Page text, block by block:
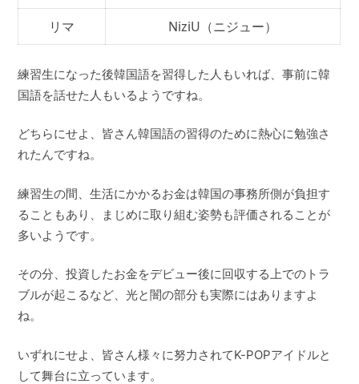
リマ NiziU（ニジュー）
練習生になった後韓国語を習得した人もいれば、事前に韓
国語を話せた人もいるようですね。
どちらにせよ、皆さん韓国語の習得のために熱心に勉強さ
れたんですね。
練習生の間、生活にかかるお金は韓国の事務所側が負担す
ることもあり、まじめに取り組む姿勢も評価されることが
多いようです。
その分、投資したお金をデビュー後に回収する上でのトラ
ブルが起こるなど、光と闇の部分も実際にはありますよ
ね。
いずれにせよ、皆さん様々に努力されてK-POPアイドルと
して舞台に立っています。